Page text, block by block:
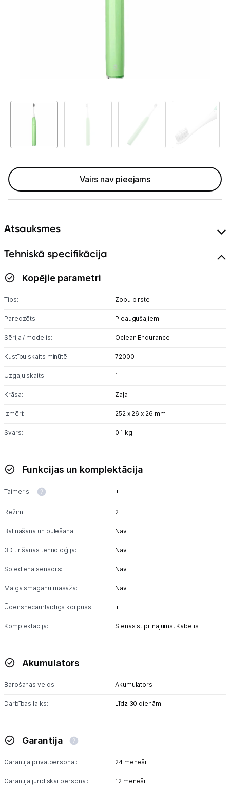
Skaistumkopšana
Matu kopšana
Veselība
Elektriskās zobu birstes
Aksesuāri el. zobu birstēm
Masāžas ierīces
Sejas kopšanas ierīces
Sports un atpūta
Ražotāju atjaunota tehnika
Vēlmju saraksts
Blogs
Piegāde un apmaksa
Uzņēmumiem
Tet pakalpojumi
Vairs nav pieejams
Atsauksmes
Tehniskā specifikācija
Kopējie parametri
Tips: Zobu birste
Paredzēts: Pieaugušajiem
Sērija / modelis: Oclean Endurance
Kustību skaits minūtē: 72000
Uzgaļu skaits: 1
Krāsa: Zaļa
Izmēri: 252 x 26 x 26 mm
Svars: 0.1 kg
Funkcijas un komplektācija
Taimeris: Ir
Režīmi: 2
Balināšana un pulēšana: Nav
3D tīrīšanas tehnoloģija: Nav
Spiediena sensors: Nav
Maiga smaganu masāža: Nav
Ūdensnecaurlaidīgs korpuss: Ir
Komplektācija: Sienas stiprinājums, Kabelis
Akumulators
Barošanas veids: Akumulators
Darbības laiks: Līdz 30 dienām
Garantija
Garantija privātpersonai: 24 mēneši
Garantija juridiskai personai: 12 mēneši